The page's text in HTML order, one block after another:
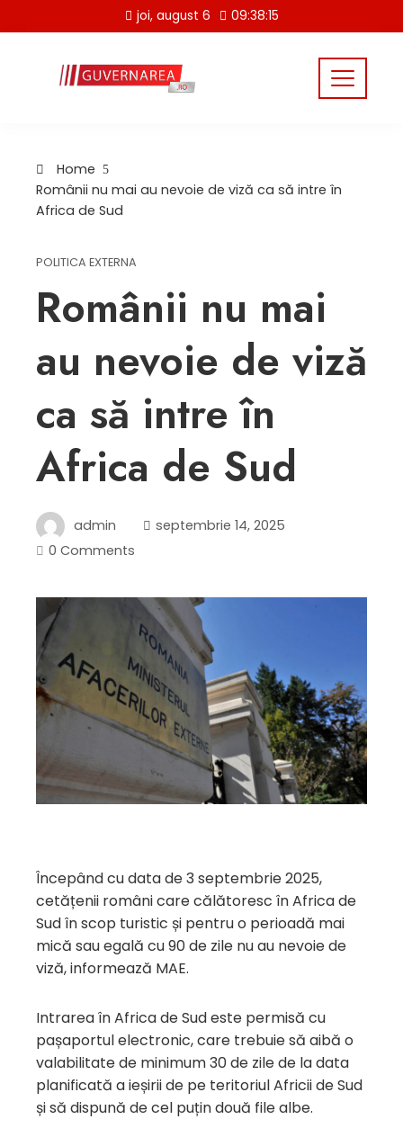
to
joi, august 6 09:38:15
Home
Românii nu mai au nevoie de viză ca să intre în
Africa de Sud
POLITICA EXTERNA
Românii nu mai
au nevoie de viză
ca să intre în
Africa de Sud
admin
septembrie 14, 2025
0 Comments
Începând cu data de 3 septembrie 2025,
cetățenii români care călătoresc în Africa de
Sud în scop turistic și pentru o perioadă mai
mică sau egală cu 90 de zile nu au nevoie de
viză, informează MAE.
Intrarea în Africa de Sud este permisă cu
pașaportul electronic, care trebuie să aibă o
valabilitate de minimum 30 de zile de la data
planificată a ieșirii de pe teritoriul Africii de Sud
și să dispună de cel puțin două file albe.